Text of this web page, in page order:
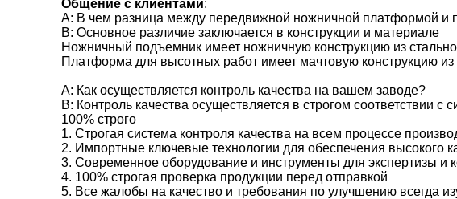
Общение с клиентами:
A: В чем разница между передвижной ножничной платформой
B: Основное различие заключается в конструкции и материале
Ножничный подъемник имеет ножничную конструкцию из
Платформа для высотных работ имеет мачтовую конструкцию
A: Как осуществляется контроль качества на вашем заводе?
B: Контроль качества осуществляется в строгом соответствии
100% строго
1. Строгая система контроля качества на всем процессе
2. Импортные ключевые технологии для обеспечения высокого
3. Современное оборудование и инструменты для экспертизы и
4. 100% строгая проверка продукции перед отправкой
5. Все жалобы на качество и требования по улучшению всегда